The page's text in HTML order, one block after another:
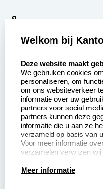
9
Aanvraag op maat
Betaling &
Verzending
Wederverkoper
worden
Productinformatie:
Welkom bij
Deze website maakt
We gebruiken cookies
personaliseren, om
om ons websiteverkeer
informatie over uw
partners voor social
partners kunnen deze
informatie die u aan ze
verzameld op basis van
Voor meer informatie
verzamelen verwijzen
Meer informatie